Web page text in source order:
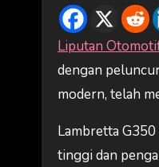
Liputan
dengan
modern, telah
Lambretta
tinggi dan